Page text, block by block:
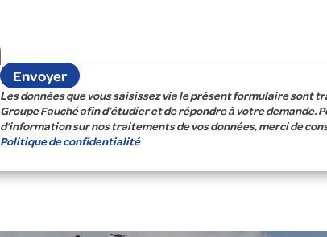
Les données que vous saisissez via le présent formulaire sont
Groupe Fauché afin d’étudier et de répondre à votre demande.
d’information sur nos traitements de vos données, merci de
Politique de confidentialité